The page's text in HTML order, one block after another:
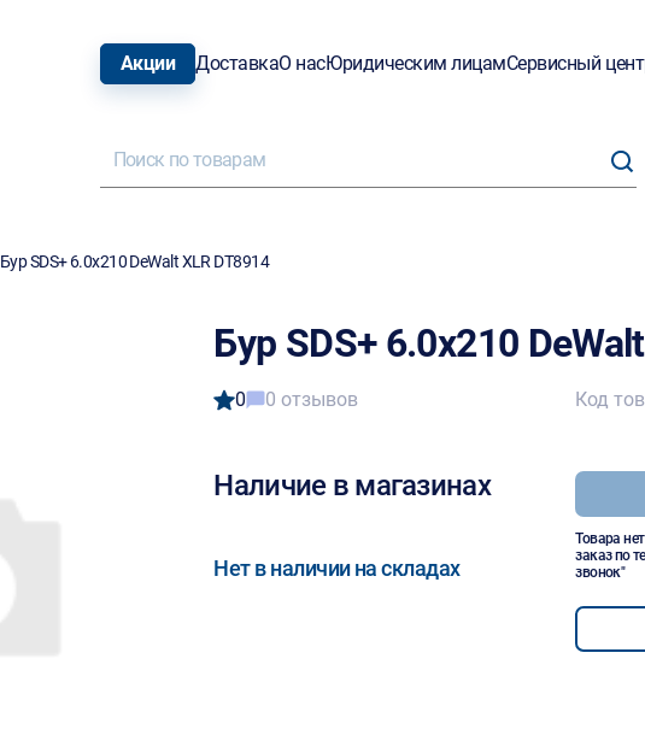
Акции ДоставкаО насЮридическим лицамСервисный
Бур SDS+ 6.0х210 DeWalt XLR DT8914
Бур SDS+ 6.0х210
0 0 отзывов
Наличие в магазинах
Нет в наличии на складах
Код
Товара
заказ по
звонок"